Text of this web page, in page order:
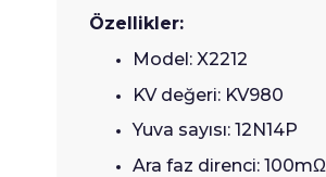
Özellikler:
Model: X2212
KV değeri: KV980
Yuva sayısı: 12N14P
Ara faz direnci: 100mΩ